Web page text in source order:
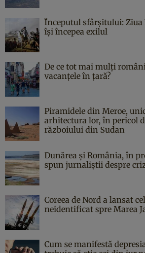
Începutul sfârşitului: Ziua
îşi începea exilul
De ce tot mai mulți
vacanțele în țară?
Piramidele din Meroe,
arhitectura lor, în pericol
războiului din Sudan
Dunărea și România, în
spun jurnaliștii despre
Coreea de Nord a lansat
neidentificat spre Marea
Cum se manifestă